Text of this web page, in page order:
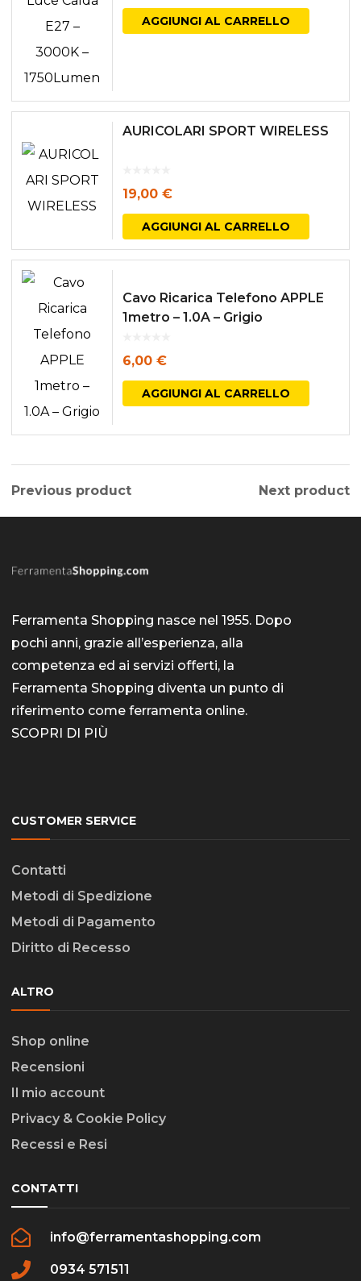
prezzo
originale
prezzo
attuale
AGGIUNGI AL CARRELLO
AURICOLARI SPORT WIRELESS
19,00 €
AGGIUNGI AL CARRELLO
Cavo Ricarica Telefono APPLE
1metro – 1.0A – Grigio
6,00 €
AGGIUNGI AL CARRELLO
Previous product Next product
Ferramenta Shopping nasce nel 1955. Dopo
pochi anni, grazie all’esperienza, alla
competenza ed ai servizi offerti, la
Ferramenta Shopping diventa un punto di
riferimento come ferramenta online.
SCOPRI DI PIÙ
CUSTOMER SERVICE
Contatti
Metodi di Spedizione
Metodi di Pagamento
Diritto di Recesso
ALTRO
Shop online
Recensioni
Il mio account
Privacy & Cookie Policy
Recessi e Resi
CONTATTI
info@ferramentashopping.com
0934 571511